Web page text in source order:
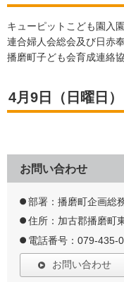
キューピットこども園入
連合婦人会総会及び日赤
播磨町子ども会育成連絡
4月9日（日曜日）
お問い合わせ
部署：播磨町企画総
住所：加古郡播磨町
電話番号：079-435-
お問い合わせ